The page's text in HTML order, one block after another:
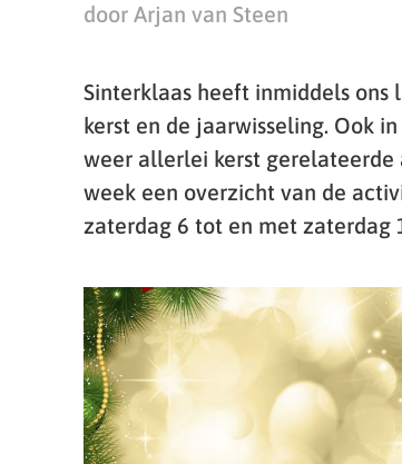
door Arjan van Steen
Sinterklaas heeft inmiddels ons
kerst en de jaarwisseling. Ook
weer allerlei kerst
week een overzicht van de
zaterdag 6 tot en met zaterdag